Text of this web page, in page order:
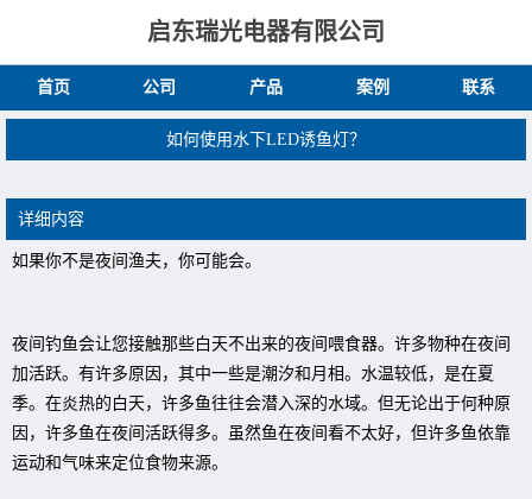
启东瑞光电器有限公司
首页 公司 产品 案例 联系
如何使用水下LED诱鱼灯？
详细内容
如果你不是夜间渔夫，你可能会。
夜间钓鱼会让您接触那些白天不出来的夜间喂食器。许多物种在夜间
加活跃。有许多原因，其中一些是潮汐和月相。水温较低，是在夏
季。在炎热的白天，许多鱼往往会潜入深的水域。但无论出于何种原
因，许多鱼在夜间活跃得多。虽然鱼在夜间看不太好，但许多鱼依靠
运动和气味来定位食物来源。